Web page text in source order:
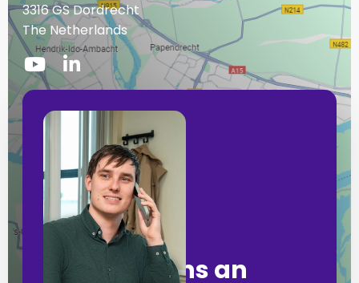
3316 GS Dordrecht
The Netherlands
Zu
YouTube
gehen
Zu
LinkedIn
gehen
Rufen Sie uns an